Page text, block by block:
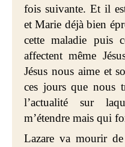
fois suivante. Et il
et Marie déjà bien
cette maladie puis
affectent même
Jésus nous aime et
ces jours que nous
l’actualité sur
m’étendre mais qui
Lazare va mourir